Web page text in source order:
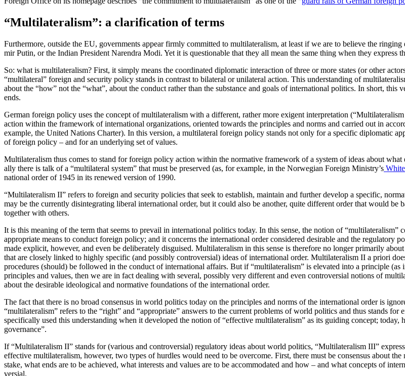
“Multilateralism”: a clarification of terms
Furthermore, outside the EU, governments appear firmly committed to multilateral­ism, at least if we are to believe the
mir Putin, or the Indian President Narendra Modi. Yet it is questionable that they all mean the same thing when they express
So: what is multilateralism? First, it simply means the coordinated diplomatic interaction of three or more states (or other
“multilateral” foreign and security policy stands in contrast to bilateral or uni­lateral action. This understanding of
about the “how” not the “what”, about the conduct rather than the substance and goals of international politics. In short,
ends.
German foreign policy uses the concept of multilateralism with a different, rather more exigent interpretation
action within the framework of inter­national organizations, oriented towards the principles and norms and carried out in
example, the United Nations Charter). In this version, a multilateral foreign policy stands not only for a specific diplomatic
of foreign policy – and for an underlying set of values.
Multilateralism thus comes to stand for foreign policy action within the normative framework of a system of ideas about
ally there is talk of a “multilateral system” that must be preserved (as, for example, in the Norwegian Foreign Ministry’s
national order of 1945 in its renewed version of 1990.
“Multilateralism II” refers to foreign and security policies that seek to establish, main­tain and further develop a specific,
may be the currently disintegrating liberal international order, but it could also be another, quite different order that would
together with others.
It is this meaning of the term that seems to prevail in international politics today. In this sense, the notion of “multilateralism”
appro­priate means to conduct foreign policy; and it concerns the international order con­sider­ed desirable and the regulatory
made ex­plicit, however, and even be deliberately dis­guised. Multilateralism in this sense is therefore no longer primarily
that are closely linked to highly specific (and possibly controversial) ideas of inter­national order. Multilateralism II a priori
procedures (should) be followed in the conduct of international affairs. But if “multilateralism” is elevated into a prin­ciple
principles and values, then we are in fact dealing with several, possibly very different and even controversial notions of
about the desirable ideological and normative foundations of the inter­national order.
The fact that there is no broad consensus in world politics today on the principles and norms of the international order is
“multilateralism” refers to the “right” and “appropriate” answers to the current prob­lems of world politics and thus stands for
spe­cifically used this understanding when it developed the notion of “effective multi­lateralism” as its guiding concept;
governance”.
If “Multilateralism II” stands for (various and controversial) regulatory ideas about world politics, “Multilateralism III”
effective multilateralism, however, two types of hurdles would need to be overcome. First, there must be consensus about
stake, what ends are to be achieved, what interests and values are to be accommodated and how – and what concepts of
versial.